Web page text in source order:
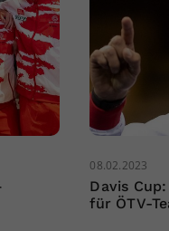
08.02.2023
Davis
für ÖTV-